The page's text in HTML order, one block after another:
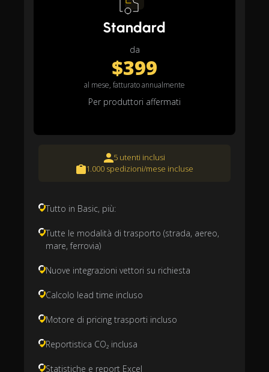
Standard
da
$399
al mese, fatturato annualmente
Per produttori affermati
5 utenti inclusi
1.000 spedizioni/mese incluse
Tutto in Basic, più:
Tutte le modalità di trasporto (strada, aereo,
mare, ferrovia)
Nuove integrazioni vettori su richiesta
Calcolo lead time incluso
Motore di pricing trasporti incluso
Reportistica CO₂ inclusa
Statistiche e report Excel